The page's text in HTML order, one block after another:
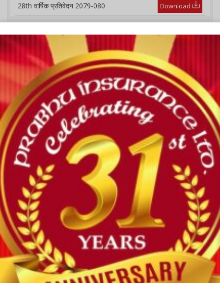
28th वार्षिक प्रतिवेदन 2079-080 Download
27th वार्षिक प्रतिवेदन 2078-079
27th वार्षिक प्रतिवेदन 2078-079 Download
26th वार्षिक प्रतिवेदन_2077-078
26th वार्षिक प्रतिवेदन_2077-078 Download
25th Annual Report 2076-077
25th Annual Report 2077-078 Download
20st वार्षिक प्रतिवेदन_2071-072
20st_Annual Report_2071-072 Download
22nd वार्षिक प्रतिवेदन_2073-074
22nd_Annual Report_2073-074 Download
23rd_वार्षिक प्रतिवेदन_2074-075